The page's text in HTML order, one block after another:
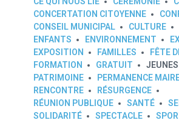
CONCERTATION CITOYENNE
CONSEIL MUNICIPAL
CULTURE
ENFANTS
ENVIRONNEMENT
EXPOSITION
FAMILLES
FÊTE
FORMATION
GRATUIT JEUNES
PATRIMOINE
PERMANENCE
RENCONTRE
RÉSURGENCE
RÉUNION PUBLIQUE
SANTÉ
SOLIDARITÉ
SPECTACLE